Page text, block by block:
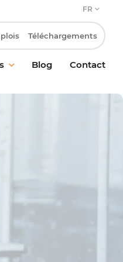
FR
Blog Contact
Téléchargements